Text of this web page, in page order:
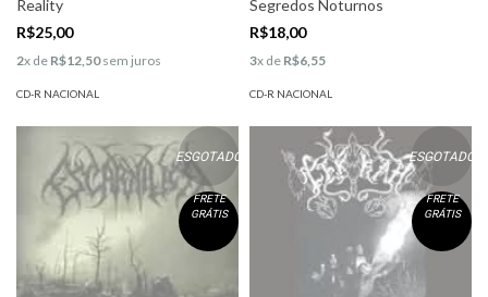
Reality
R$25,00
2x de R$12,50sem juros
CD-R NACIONAL
Segredos Noturnos
R$18,00
3x de R$6,55
CD-R NACIONAL
ESGOTADO
FRETE
GRÁTIS
ESGOTADO
FRETE
GRÁTIS